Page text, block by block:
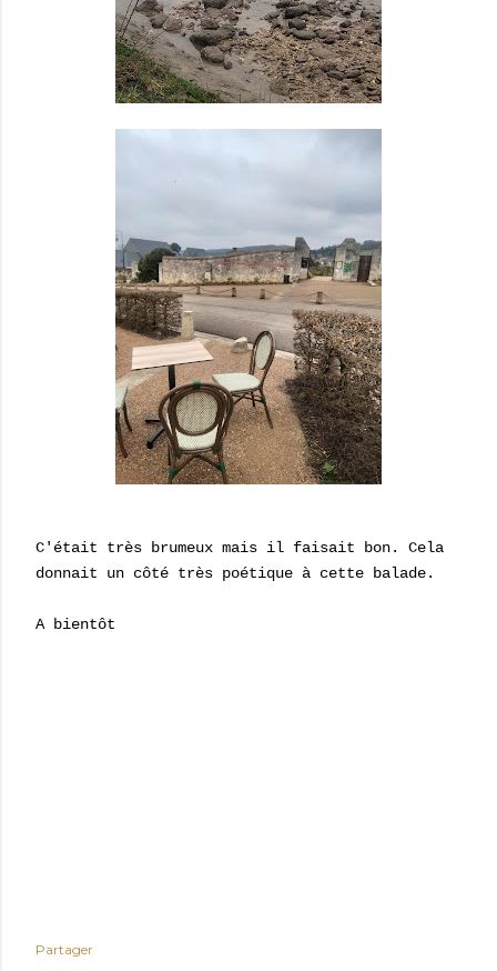
C'était très brumeux mais il faisait bon. Cela
donnait un côté très poétique à cette balade.
A bientôt
Partager